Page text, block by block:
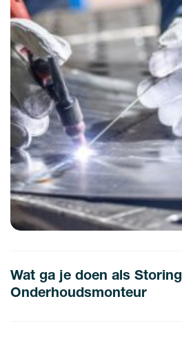
Wat ga je doen als Storing
Onderhoudsmonteur